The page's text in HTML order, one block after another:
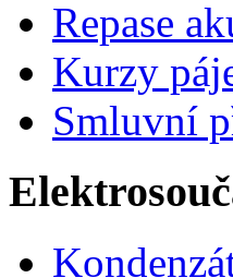
Repase
Kurzy
Smluvní